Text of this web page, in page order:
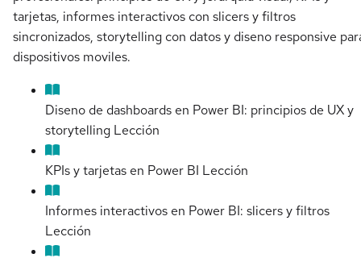
tarjetas, informes interactivos con slicers y filtros
sincronizados, storytelling con datos y diseno responsive
dispositivos moviles.
Diseno de dashboards en Power BI: principios de UX y
storytelling Lección
KPIs y tarjetas en Power BI Lección
Informes interactivos en Power BI: slicers y filtros
Lección